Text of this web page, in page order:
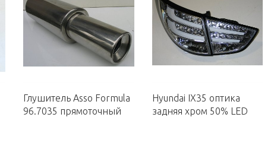
Глушитель Asso Formula
96.7035 прямоточный
Hyundai IX35 оптика
задняя хром 50% LED